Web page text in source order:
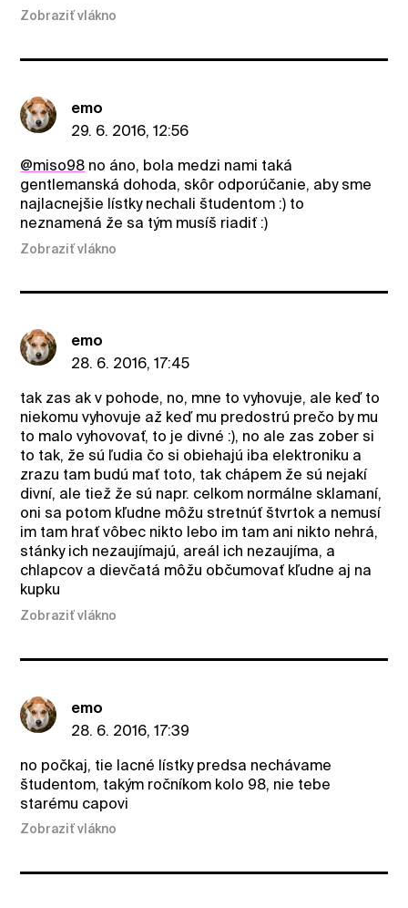
Zobraziť vlákno
emo
29. 6. 2016, 12:56
@miso98 no áno, bola medzi nami taká
gentlemanská dohoda, skôr odporúčanie, aby sme
najlacnejšie lístky nechali študentom :) to
neznamená že sa tým musíš riadiť :)
Zobraziť vlákno
emo
28. 6. 2016, 17:45
tak zas ak v pohode, no, mne to vyhovuje, ale keď to
niekomu vyhovuje až keď mu predostrú prečo by mu
to malo vyhovovať, to je divné :), no ale zas zober si
to tak, že sú ľudia čo si obiehajú iba elektroniku a
zrazu tam budú mať toto, tak chápem že sú nejakí
divní, ale tiež že sú napr. celkom normálne sklamaní,
oni sa potom kľudne môžu stretnúť štvrtok a nemusí
im tam hrať vôbec nikto lebo im tam ani nikto nehrá,
stánky ich nezaujímajú, areál ich nezaujíma, a
chlapcov a dievčatá môžu občumovať kľudne aj na
kupku
Zobraziť vlákno
emo
28. 6. 2016, 17:39
no počkaj, tie lacné lístky predsa nechávame
študentom, takým ročníkom kolo 98, nie tebe
starému capovi
Zobraziť vlákno